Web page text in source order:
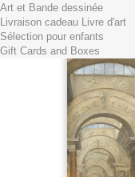
Art et Bande dessinée
Livraison cadeau Livre d'art
Sélection pour enfants
Gift Cards and Boxes